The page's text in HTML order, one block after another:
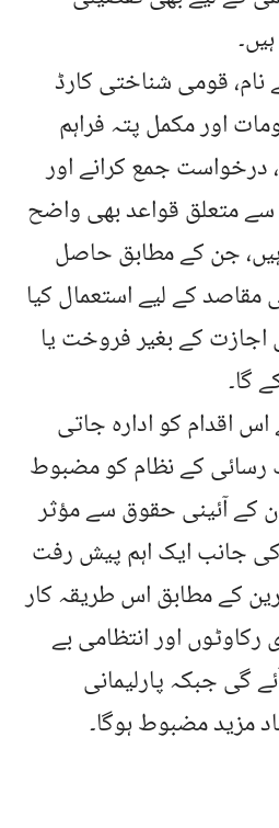
قومی شناختی کارڈ
اور مکمل پتہ فراہم
درخواست جمع کرانے اور
متعلق قواعد بھی واضح
جن کے مطابق حاصل
مقاصد کے لیے استعمال کیا
کے بغیر فروخت یا
گا۔
اقدام کو ادارہ جاتی
رسائی کے نظام کو مضبوط
کے آئینی حقوق سے مؤثر
جانب ایک اہم پیش رفت
کے مطابق اس طریقہ کار
اور انتظامی بے
گی جبکہ پارلیمانی
مزید مضبوط ہوگا۔